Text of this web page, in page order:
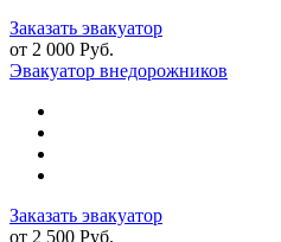
Заказать эвакуатор
от 2 000 Руб.
Эвакуатор внедорожников
Заказать эвакуатор
от 2 500 Руб.